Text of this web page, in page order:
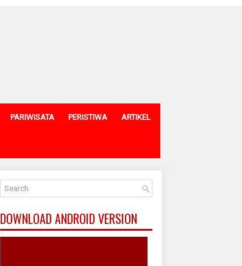
PARIWISATA PERISTIWA ARTIKEL
DOWNLOAD ANDROID VERSION